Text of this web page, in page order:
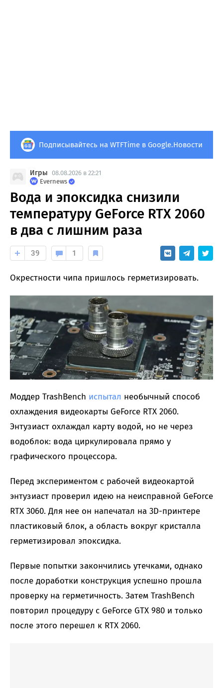
Подписывайтесь на WTFTime в Google.Новости
Игры 08.08.2026 в 22:21
Evernews
Вода и эпоксидка снизили
температуру GeForce RTX 2060
в два с лишним раза
39 1
Окрестности чипа пришлось герметизировать.
Моддер TrashBench испытал необычный способ
охлаждения видеокарты GeForce RTX 2060.
Энтузиаст охлаждал карту водой, но не через
водоблок: вода циркулировала прямо у
графического процессора.
Перед экспериментом с рабочей видеокартой
энтузиаст проверил идею на неисправной GeForce
RTX 3060. Для нее он напечатал на 3D-принтере
пластиковый блок, а область вокруг кристалла
герметизировал эпоксидка.
Первые попытки закончились утечками, однако
после доработки конструкция успешно прошла
проверку на герметичность. Затем TrashBench
повторил процедуру с GeForce GTX 980 и только
после этого перешел к RTX 2060.